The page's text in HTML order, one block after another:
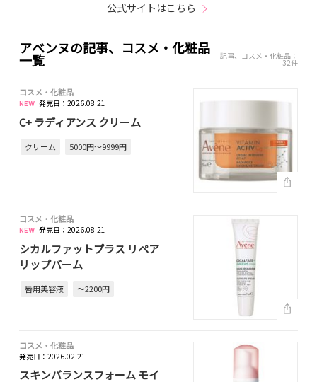
公式サイトはこちら
アベンヌの記事、コスメ・化粧品
一覧 記事、コスメ・化粧品：
32件
コスメ・化粧品
発売日：2026.08.21
C+ ラディアンス クリーム
クリーム 5000円～9999円
コスメ・化粧品
発売日：2026.08.21
シカルファットプラス リペア
リップバーム
唇用美容液 ～2200円
コスメ・化粧品
発売日：2026.02.21
スキンバランスフォーム モイ